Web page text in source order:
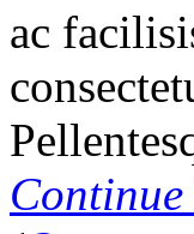
ac